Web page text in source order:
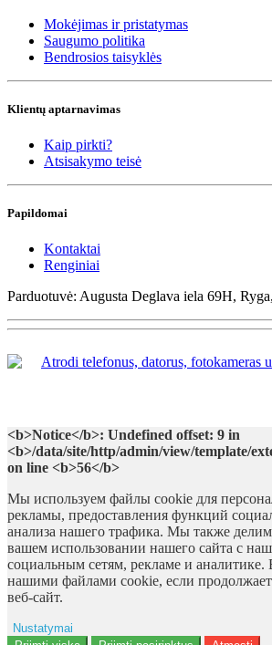
Mokėjimas ir pristatymas
Saugumo politika
Bendrosios taisyklės
Klientų aptarnavimas
Kaip pirkti?
Atsisakymo teisė
Papildomai
Kontaktai
Renginiai
Parduotuvė: Augusta Deglava iela 69H,
<b>Notice</b>: Undefined offset: 9 in
<b>/data/site/http/admin/view/template/
on line <b>56</b>
Мы используем файлы cookie для
рекламы, предоставления функций
анализа нашего трафика. Мы также
вашем использовании нашего сайта с
социальным сетям, рекламе и аналитике.
нашими файлами cookie, если
веб-сайт.
Nustatymai